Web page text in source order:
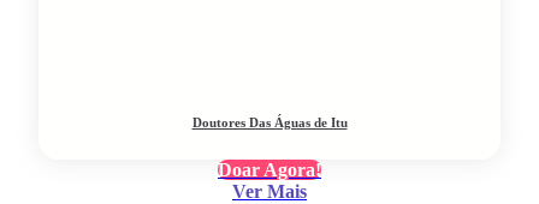
Doutores Das Águas de Itu
Doar Agora!
Ver Mais